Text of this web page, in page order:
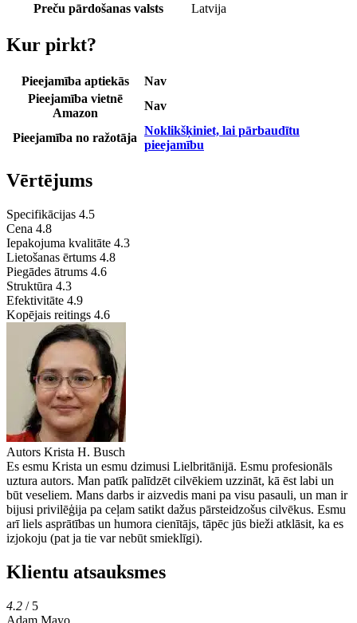
Preču pārdošanas valsts
Latvija
Kur pirkt?
Pieejamība aptiekās
Nav
Pieejamība vietnē
Amazon
Nav
Pieejamība no ražotāja
Noklikšķiniet, lai pārbaudītu
pieejamību
Vērtējums
Specifikācijas 4.5
Cena 4.8
Iepakojuma kvalitāte 4.3
Lietošanas ērtums 4.8
Piegādes ātrums 4.6
Struktūra 4.3
Efektivitāte 4.9
Kopējais reitings 4.6
Autors Krista H. Busch
Es esmu Krista un esmu dzimusi Lielbritānijā. Esmu profesionāls
uztura autors. Man patīk palīdzēt cilvēkiem uzzināt, kā ēst labi un
būt veseliem. Mans darbs ir aizvedis mani pa visu pasauli, un man ir
bijusi privilēģija pa ceļam satikt dažus pārsteidzošus cilvēkus. Esmu
arī liels asprātības un humora cienītājs, tāpēc jūs bieži atklāsit, ka es
izjokoju (pat ja tie var nebūt smieklīgi).
Klientu atsauksmes
4.2 / 5